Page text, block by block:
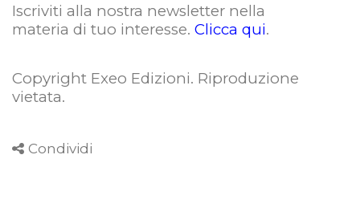
Iscriviti alla nostra newsletter nella
materia di tuo interesse. Clicca qui.
Copyright Exeo Edizioni. Riproduzione
vietata.
Condividi